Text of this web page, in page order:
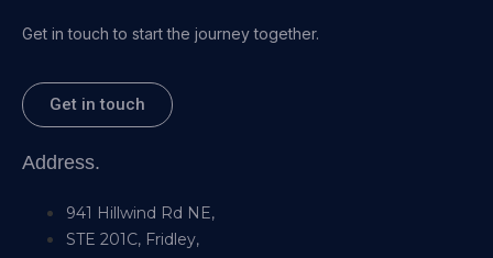
Get in touch to start the journey together.
Get in touch
Address.
941 Hillwind Rd NE,
STE 201C, Fridley,